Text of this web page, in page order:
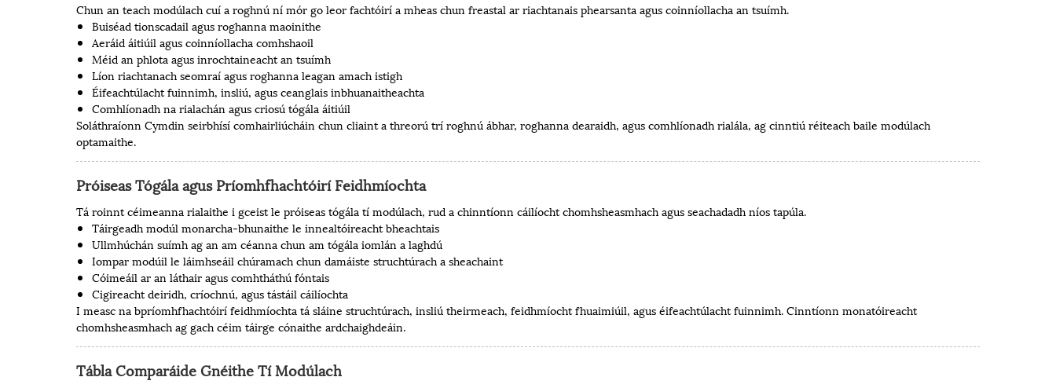
Chun an teach modúlach cuí a roghnú ní mór go leor fachtóirí a mheas chun freastal ar riachtanais phearsanta agus coinníollacha an tsuímh.
Buiséad tionscadail agus roghanna maoinithe
Aeráid áitiúil agus coinníollacha comhshaoil
Méid an phlota agus inrochtaineacht an tsuímh
Líon riachtanach seomraí agus roghanna leagan amach istigh
Éifeachtúlacht fuinnimh, insliú, agus ceanglais inbhuanaitheachta
Comhlíonadh na rialachán agus criosú tógála áitiúil
Soláthraíonn Cymdin seirbhísí comhairliúcháin chun cliaint a threorú trí roghnú ábhar, roghanna dearaidh, agus comhlíonadh rialála, ag cinntiú réiteach baile modúlach
optamaithe.
Próiseas Tógála agus Príomhfhachtóirí Feidhmíochta
Tá roinnt céimeanna rialaithe i gceist le próiseas tógála tí modúlach, rud a chinntíonn cáilíocht chomhsheasmhach agus seachadadh níos tapúla.
Táirgeadh modúl monarcha-bhunaithe le innealtóireacht bheachtais
Ullmhúchán suímh ag an am céanna chun am tógála iomlán a laghdú
Iompar modúil le láimhseáil chúramach chun damáiste struchtúrach a sheachaint
Cóimeáil ar an láthair agus comhtháthú fóntais
Cigireacht deiridh, críochnú, agus tástáil cáilíochta
I measc na bpríomhfhachtóirí feidhmíochta tá sláine struchtúrach, insliú theirmeach, feidhmíocht fhuaimiúil, agus éifeachtúlacht fuinnimh. Cinntíonn monatóireacht
chomhsheasmhach ag gach céim táirge cónaithe ardchaighdeáin.
Tábla Comparáide Gnéithe Tí Modúlach